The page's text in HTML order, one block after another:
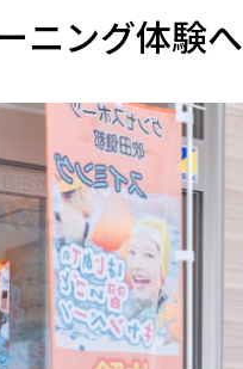
ニング体験へ